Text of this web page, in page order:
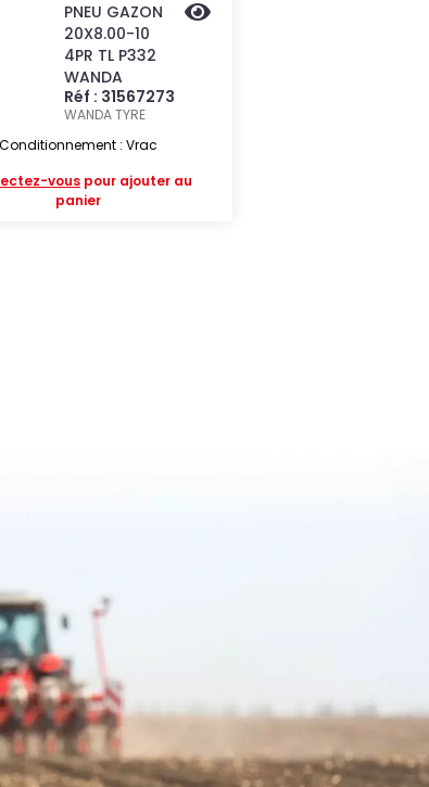
PNEU GAZON
20X8.00-10
4PR TL P332
WANDA
Réf : 31567273
WANDA TYRE
: Vrac
vous pour ajouter au
panier